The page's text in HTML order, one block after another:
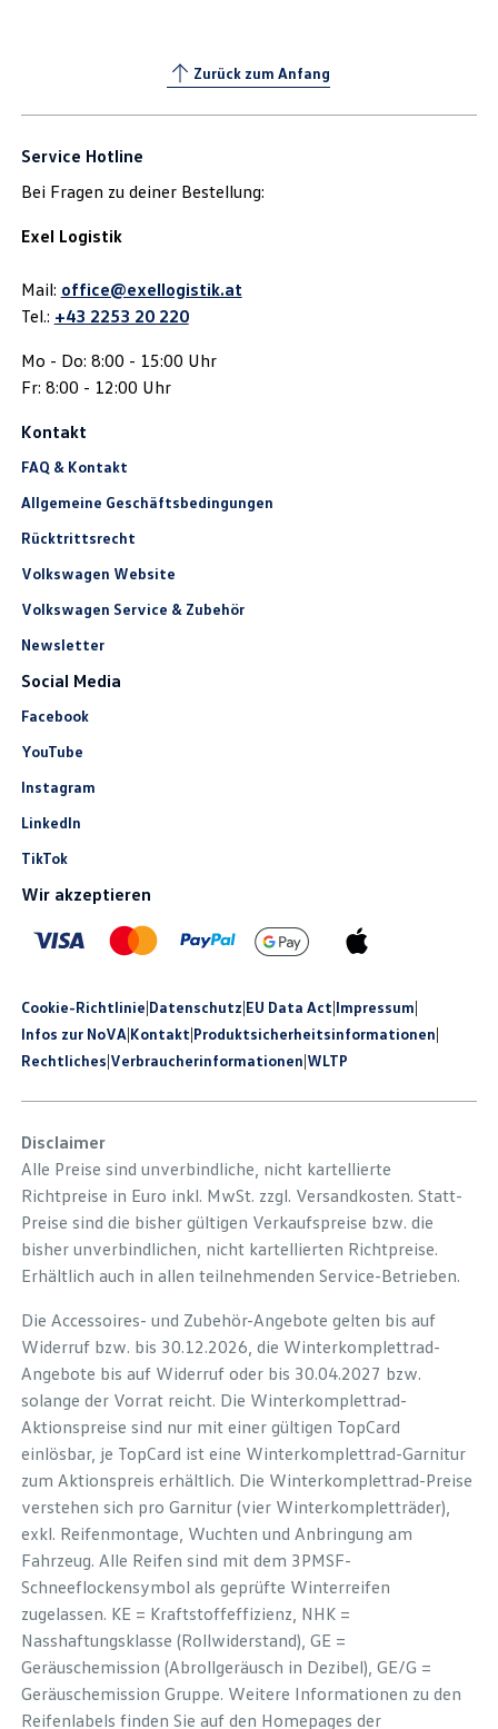
Zurück zum Anfang
Service Hotline
Bei Fragen zu deiner Bestellung:
Exel Logistik
Mail: office@exellogistik.at
Tel.: +43 2253 20 220
Mo - Do: 8:00 - 15:00 Uhr
Fr: 8:00 - 12:00 Uhr
Kontakt
FAQ & Kontakt
Allgemeine Geschäftsbedingungen
Rücktrittsrecht
Volkswagen Website
Volkswagen Service & Zubehör
Newsletter
Social Media
Facebook
YouTube
Instagram
LinkedIn
TikTok
Wir akzeptieren
Cookie-Richtlinie|Datenschutz|EU Data Act|Impressum|
Infos zur NoVA|Kontakt|Produkt­sicherheits­informationen|
Rechtliches|Verbraucherinformationen|WLTP
Disclaimer
Alle Preise sind unverbindliche, nicht kartellierte
Richtpreise in Euro inkl. MwSt. zzgl. Versandkosten. Statt-
Preise sind die bisher gültigen Verkaufspreise bzw. die
bisher unverbindlichen, nicht kartellierten Richtpreise.
Erhältlich auch in allen teilnehmenden Service-Betrieben.
Die Accessoires- und Zubehör-Angebote gelten bis auf
Widerruf bzw. bis 30.12.2026, die Winterkomplettrad-
Angebote bis auf Widerruf oder bis 30.04.2027 bzw.
solange der Vorrat reicht. Die Winterkomplettrad-
Aktionspreise sind nur mit einer gültigen TopCard
einlösbar, je TopCard ist eine Winterkomplettrad-Garnitur
zum Aktionspreis erhältlich. Die Winterkomplettrad-Preise
verstehen sich pro Garnitur (vier Winterkompletträder),
exkl. Reifenmontage, Wuchten und Anbringung am
Fahrzeug. Alle Reifen sind mit dem 3PMSF-
Schneeflockensymbol als geprüfte Winterreifen
zugelassen. KE = Kraftstoffeffizienz, NHK =
Nasshaftungsklasse (Rollwiderstand), GE =
Geräuschemission (Abrollgeräusch in Dezibel), GE/G =
Geräuschemission Gruppe. Weitere Informationen zu den
Reifenlabels finden Sie auf den Homepages der